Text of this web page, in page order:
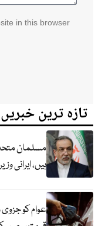
in this browser
تازہ ترین خبریں
مسلمان
ہیں، ایرانی
عوام کو